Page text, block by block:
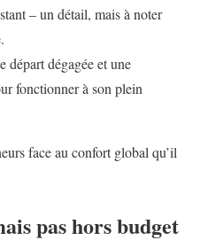
– un détail, mais à noter
départ dégagée et une
fonctionner à son plein
face au confort global qu’il
pas hors budget